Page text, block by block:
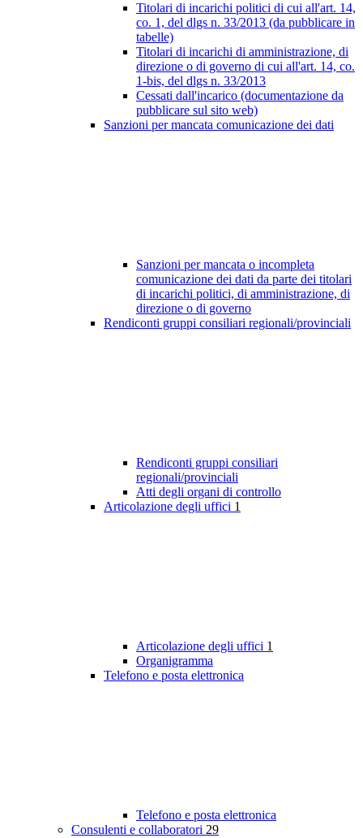
Titolari di incarichi politici di cui all'art. 14,
co. 1, del dlgs n. 33/2013 (da pubblicare in
tabelle)
Titolari di incarichi di amministrazione, di
direzione o di governo di cui all'art. 14, co.
1-bis, del dlgs n. 33/2013
Cessati dall'incarico (documentazione da
pubblicare sul sito web)
Sanzioni per mancata comunicazione dei dati
Sanzioni per mancata o incompleta
comunicazione dei dati da parte dei titolari
di incarichi politici, di amministrazione, di
direzione o di governo
Rendiconti gruppi consiliari regionali/provinciali
Rendiconti gruppi consiliari
regionali/provinciali
Atti degli organi di controllo
Articolazione degli uffici 1
Articolazione degli uffici 1
Organigramma
Telefono e posta elettronica
Telefono e posta elettronica
Consulenti e collaboratori 29